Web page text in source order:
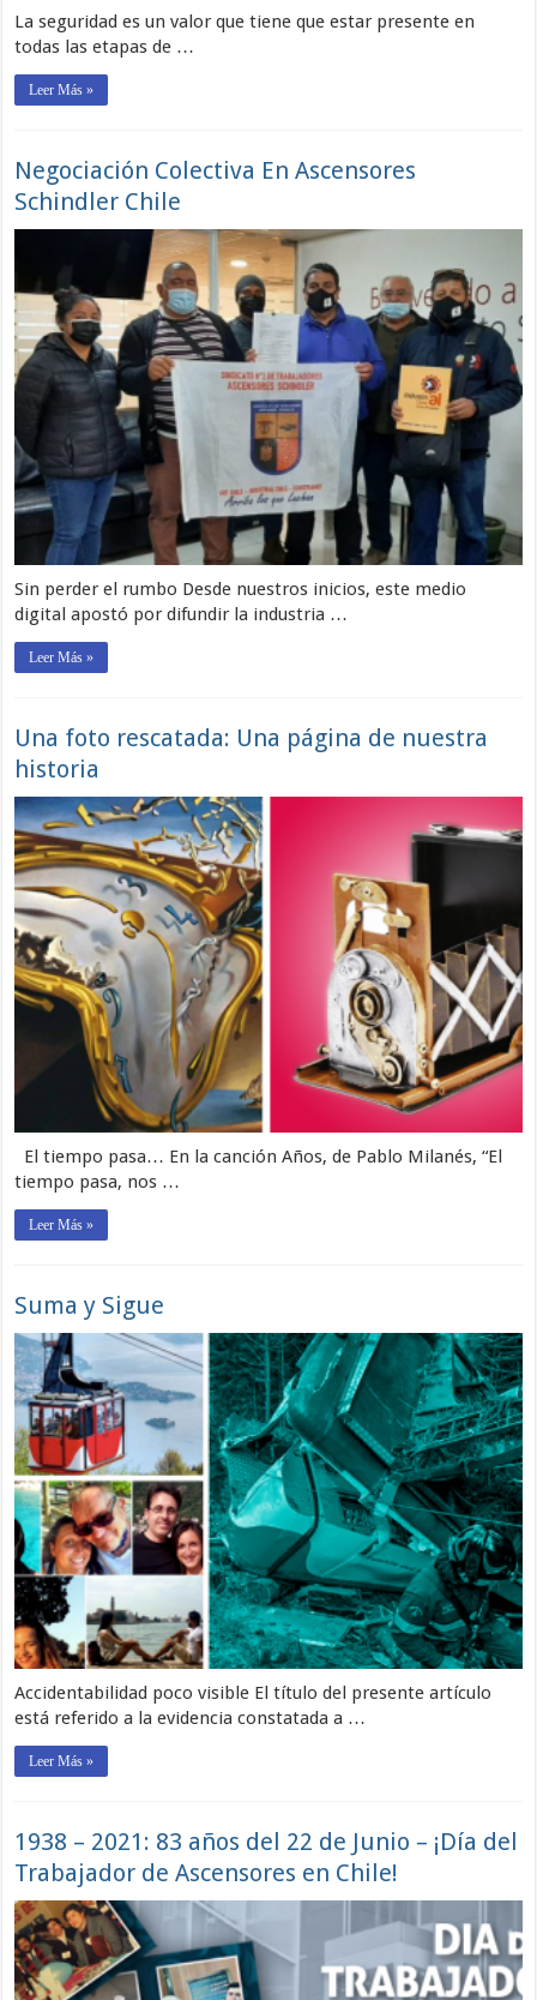
La seguridad es un valor que tiene que estar presente en
todas las etapas de …
Leer Más »
Negociación Colectiva En Ascensores
Schindler Chile
Sin perder el rumbo Desde nuestros inicios, este medio
digital apostó por difundir la industria …
Leer Más »
Una foto rescatada: Una página de nuestra
historia
El tiempo pasa… En la canción Años, de Pablo Milanés, “El
tiempo pasa, nos …
Leer Más »
Suma y Sigue
Accidentabilidad poco visible El título del presente artículo
está referido a la evidencia constatada a …
Leer Más »
1938 – 2021: 83 años del 22 de Junio – ¡Día del
Trabajador de Ascensores en Chile!